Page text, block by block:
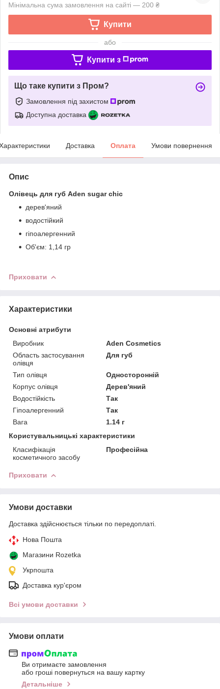
Мінімальна сума замовлення на сайті — 200 ₴
Купити
або
Купити з
Що таке купити з Пром?
Замовлення під захистом
Доступна доставка
Доставка Оплата Умови повернення
Опис
Олівець для губ Aden sugar chic
дерев'яний
водостійкий
гіпоалергенний
Об'єм: 1,14 гр
Приховати
Характеристики
Основні атрибути
Виробник
Aden Cosmetics
Область застосування
олівця
Для губ
Тип олівця
Односторонній
Корпус олівця
Дерев'яний
Водостійкість
Так
Гіпоалергенний
Так
Вага
1.14 г
Користувальницькі характеристики
Класифікація
косметичного засобу
Професійна
Приховати
Умови доставки
Доставка здійснюється тільки по передоплаті.
Нова Пошта
Магазини Rozetka
Укрпошта
Доставка кур'єром
Всі умови доставки
Умови оплати
Ви отримаєте замовлення
або гроші повернуться на вашу картку
Детальніше